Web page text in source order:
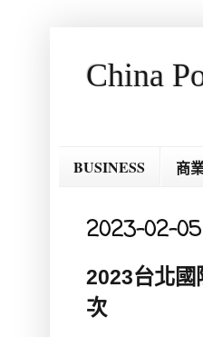
China
BUSINESS 商
2023-02-05
2023台北國
次